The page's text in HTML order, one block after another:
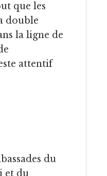
que les
double
la ligne de
attentif
et du